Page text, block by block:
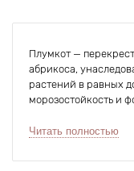
Плумкот —
абрикоса,
растений в равных
морозостойкость и
и широко
Читать полностью